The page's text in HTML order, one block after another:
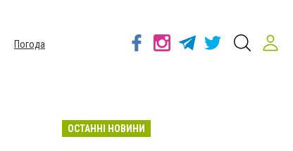
Погода
ОСТАННІ НОВИНИ